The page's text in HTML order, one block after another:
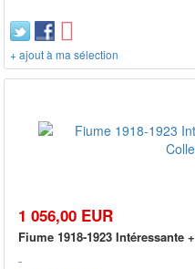
+ ajout à ma sélection
1 056,00 EUR
Fiume 1918-1923 Intéressante